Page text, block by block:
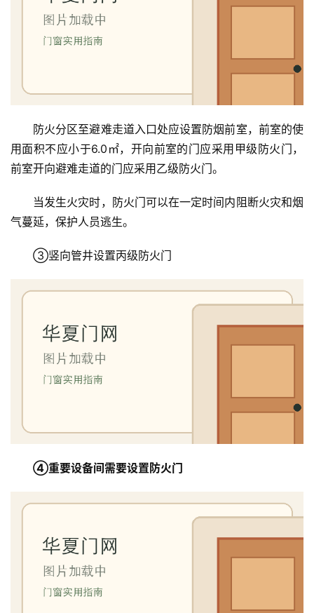
大
门
铝
套
讯
登录
防火分区至避难走道入口处应设置防烟前室，前室的使
用面积不应小于6.0㎡，开向前室的门应采用甲级防火门，
前室开向避难走道的门应采用乙级防火门。
当发生火灾时，防火门可以在一定时间内阻断火灾和烟
气蔓延，保护人员逃生。
③竖向管井设置丙级防火门
④重要设备间需要设置防火门